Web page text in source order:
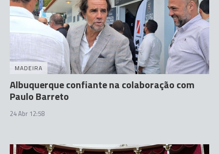
MADEIRA
Albuquerque confiante na colaboração com
Paulo Barreto
24 Abr 12:58